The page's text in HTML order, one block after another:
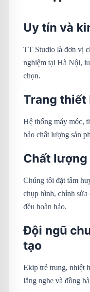
Uy tín và
TT Studio là đơn vị
nghiệm tại Hà Nội,
chọn.
Trang thiết
Hệ thống máy móc,
bảo chất lượng sản
Chất lượng
Chúng tôi đặt tâm
chụp hình, chỉnh sửa
đều hoàn hảo.
Đội ngũ
tạo
Ekip trẻ trung, nhiệt
lắng nghe và đồng